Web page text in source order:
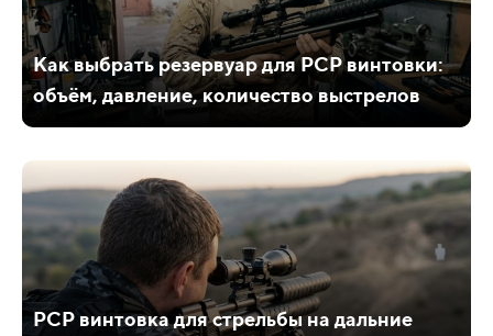
Как выбрать резервуар для PCP винтовки:
объём, давление, количество выстрелов
PCP винтовка для стрельбы на дальние